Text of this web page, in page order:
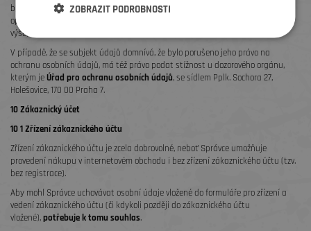
b) požadovat, aby Správce odstranil takto vzniklý stav, zejména provedením
opravy, doplněním nebo výmazem osobních údajů (kontaktní údaje viz čl. 2
výše).
V případě, že se subjekt údajů domnívá, že bylo porušeno jeho právo na
ochranu osobních údajů, má též právo podat stížnost u dozorového orgánu,
kterým jeÚřad pro ochranu osobních údajů, se sídlem Pplk. Sochora 27,
Holešovice, 170 00 Praha 7.
10 Zákaznický účet
10 1 Zřízení zákaznického účtu
Zřízení zákaznického účtu je zcela dobrovolné, neboť Správce umožňuje
provedení nákupu v internetovém obchodu i bez zřízení zákaznického účtu (tzv.
bez registrace).
Aby mohl Správce uchovávat osobní údaje vložené do formuláře pro zřízení a
vedení zákaznického účtu (či kdykoli později do zákaznického účtu
vložené),potřebuje k tomu souhlas.
ZOBRAZIT PODROBNOSTI